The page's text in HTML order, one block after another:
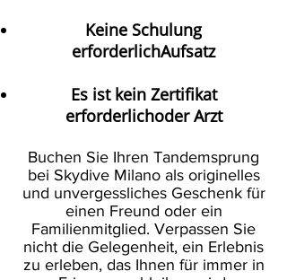
Keine Schulung
erforderlichAufsatz
Es ist kein Zertifikat
erforderlichoder Arzt
Buchen Sie Ihren Tandemsprung
bei Skydive Milano als originelles
und unvergessliches Geschenk für
einen Freund oder ein
Familienmitglied. Verpassen Sie
nicht die Gelegenheit, ein Erlebnis
zu erleben, das Ihnen für immer in